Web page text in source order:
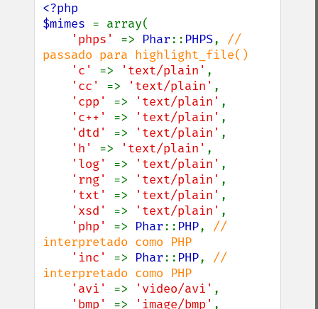
<?php
$mimes = array(
'phps' => Phar:: PHPS, //
passado para highlight_file()
'c' => 'text/plain' ,
'cc' => 'text/plain' ,
'cpp' => 'text/plain' ,
'c++' => 'text/plain' ,
'dtd' => 'text/plain' ,
'h' => 'text/plain' ,
'log' => 'text/plain' ,
'rng' => 'text/plain' ,
'txt' => 'text/plain' ,
'xsd' => 'text/plain' ,
'php' => Phar:: PHP, //
interpretado como PHP
'inc' => Phar:: PHP, //
interpretado como PHP
'avi' => 'video/avi' ,
'bmp' => 'image/bmp' ,